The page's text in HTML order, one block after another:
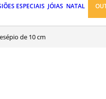
ESPECIAIS JÓIAS NATAL
de 10 cm